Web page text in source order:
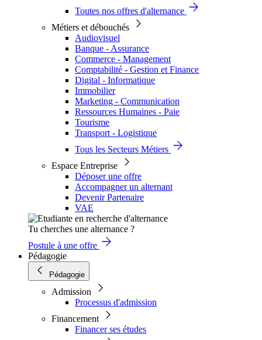
Toutes nos offres d'alternance
Métiers et débouchés
Audiovisuel
Banque - Assurance
Commerce - Management
Comptabilité - Gestion et Finance
Digital - Informatique
Immobilier
Marketing - Communication
Ressources Humaines - Paie
Tourisme
Transport - Logistique
Tous les Secteurs Métiers
Espace Entreprise
Déposer une offre
Accompagner un alternant
Devenir Partenaire
VAE
Tu cherches une alternance ?
Postule à une offre
Pédagogie
Pédagogie
Admission
Processus d'admission
Financement
Financer ses études